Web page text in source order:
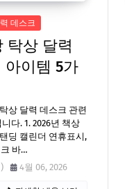
데스크
탁상 달력
아이템 5가
상 달력 데스크 관련
다. 1. 2026년 책상
딩 캘린더 연휴표시,
바…
4월 06, 2026